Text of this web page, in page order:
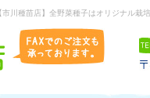
川種苗店】全野菜種子はオリジナル